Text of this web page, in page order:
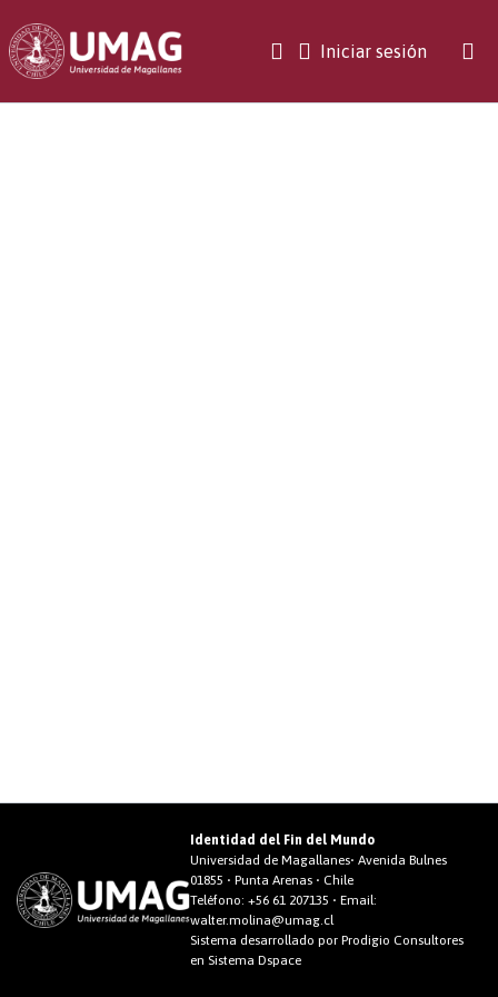
Iniciar sesión(current)
Identidad del Fin del Mundo
Universidad de Magallanes• Avenida Bulnes
01855 • Punta Arenas • Chile
Teléfono:+56 61 207135 • Email:
walter.molina@umag.cl
Sistema desarrollado por Prodigio Consultores
en Sistema Dspace